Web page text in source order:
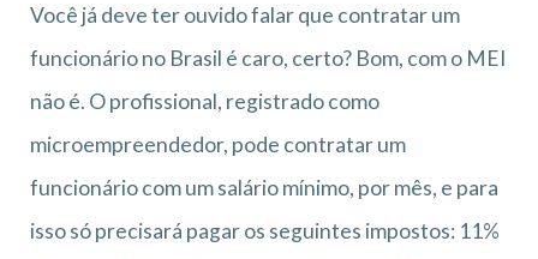
Você já deve ter ouvido falar que contratar um
funcionário no Brasil é caro, certo? Bom, com o MEI
não é. O profissional, registrado como
microempreendedor, pode contratar um
funcionário com um salário mínimo, por mês, e para
isso só precisará pagar os seguintes impostos: 11%